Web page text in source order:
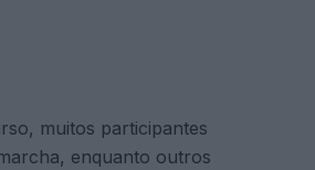
muitos participantes
enquanto outros